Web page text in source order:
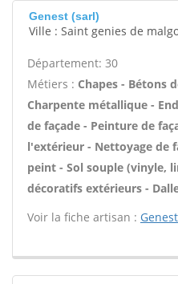
Genest (sarl)
Ville : Saint genies de
Département: 30
Métiers : Chapes - Bétons
Charpente métallique -
de façade - Peinture de
l'extérieur - Nettoyage de
peint - Sol souple (vinyle,
décoratifs extérieurs -
Voir la fiche artisan :